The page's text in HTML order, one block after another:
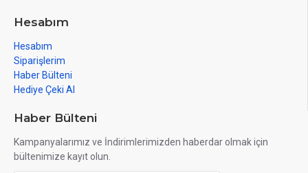
Hesabım
Hesabım
Siparişlerim
Haber Bülteni
Hediye Çeki Al
Haber Bülteni
Kampanyalarımız ve İndirimlerimizden haberdar olmak için
bültenimize kayıt olun.